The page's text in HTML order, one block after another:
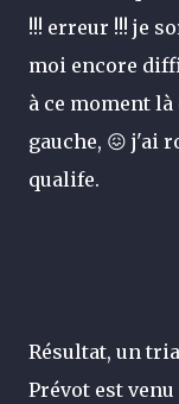
!!! erreur !!! je
moi encore
à ce moment
gauche, 😖 j'ai
qualife.
Résultat, un
Prévot est venu